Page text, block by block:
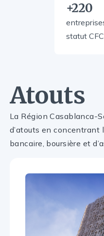
+220
statut CFC
Atouts
La Région Casablanca-
d’atouts en
bancaire, boursière et